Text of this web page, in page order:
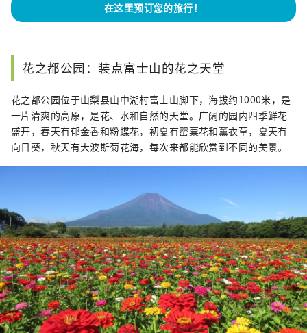
在这里预订您的旅行！
花之都公园：装点富士山的花之天堂
花之都公园位于山梨县山中湖村富士山脚下，海拔约1000米，是
一片清爽的高原，是花、水和自然的天堂。广阔的园内四季鲜花
盛开，春天有郁金香和粉蝶花，初夏有罂粟花和薰衣草，夏天有
向日葵，秋天有大波斯菊花海，每次来都能欣赏到不同的美景。